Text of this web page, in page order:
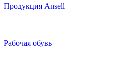
Продукция Ansell
Рабочая обувь